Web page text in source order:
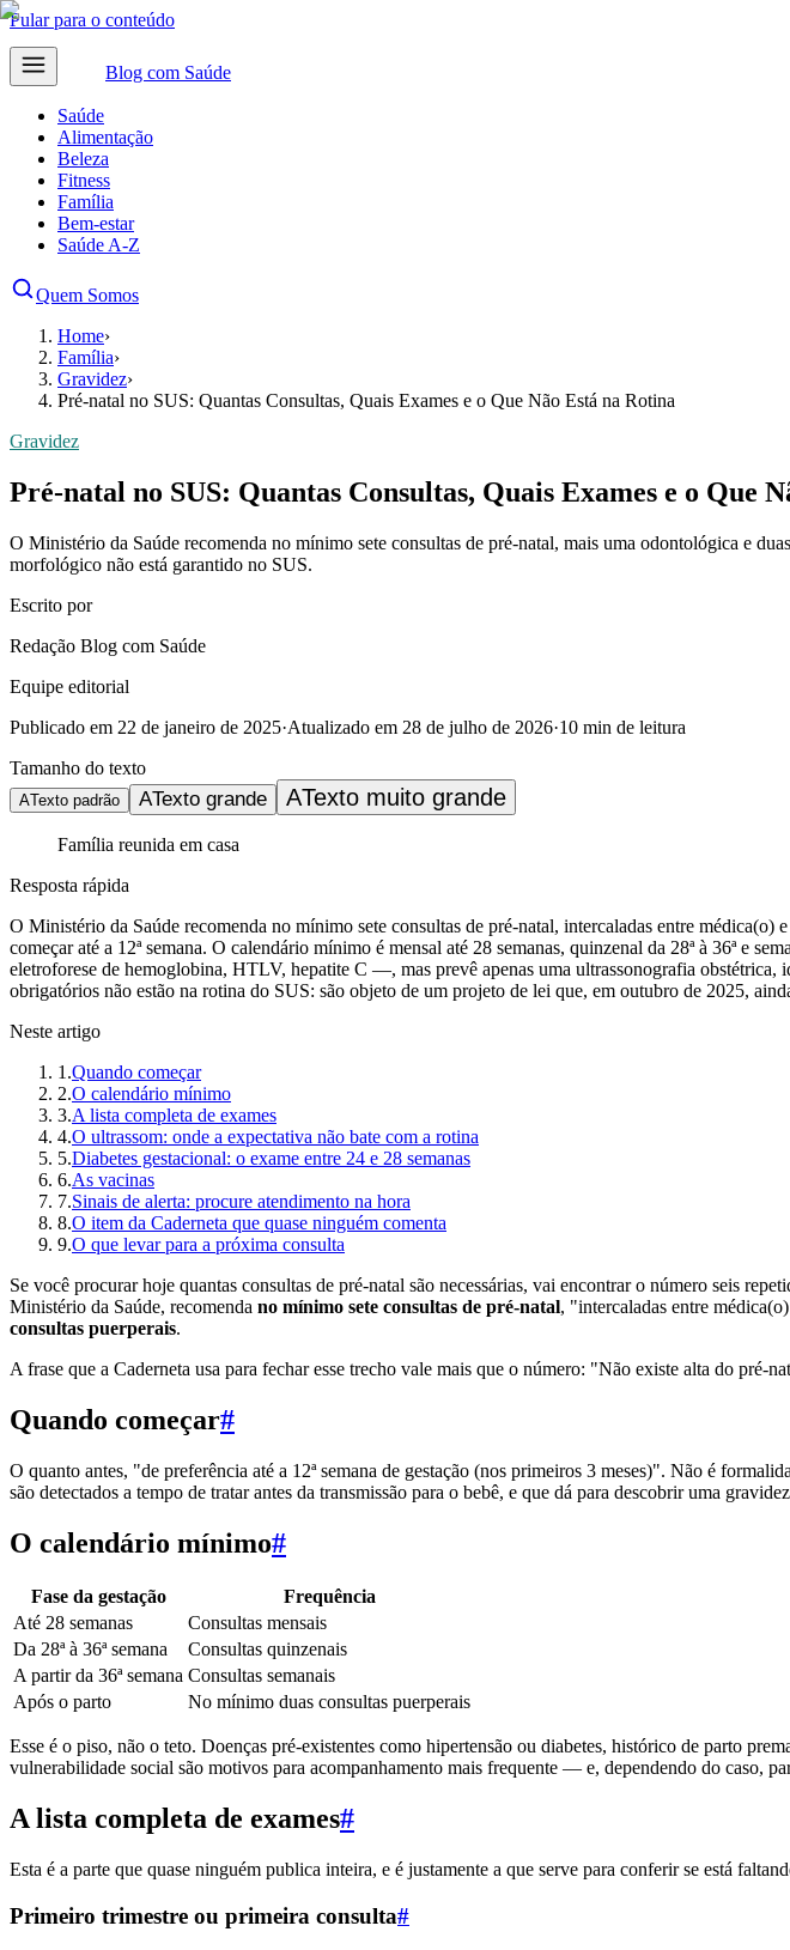
Pular para o conteúdo
Blog com Saúde
Saúde
Alimentação
Beleza
Fitness
Família
Bem-estar
Saúde A-Z
Quem Somos
Home›
Família›
Gravidez›
Pré-natal no SUS: Quantas Consultas, Quais Exames e o Que Não Está na Rotina
Gravidez
Pré-natal no SUS: Quantas Consultas, Quais Exames e o Que
O Ministério da Saúde recomenda no mínimo sete consultas de pré-natal, mais uma odontológica e
morfológico não está garantido no SUS.
Escrito por
Redação Blog com Saúde
Equipe editorial
Publicado em 22 de janeiro de 2025·Atualizado em 28 de julho de 2026·10 min de leitura
Tamanho do texto
ATexto padrão ATexto grande ATexto muito grande
Família reunida em casa
Resposta rápida
O Ministério da Saúde recomenda no mínimo sete consultas de pré-natal, intercaladas entre
começar até a 12ª semana. O calendário mínimo é mensal até 28 semanas, quinzenal da 28ª à 36ª e
eletroforese de hemoglobina, HTLV, hepatite C —, mas prevê apenas uma ultrassonografia obstétrica,
obrigatórios não estão na rotina do SUS: são objeto de um projeto de lei que, em outubro de 2025,
Neste artigo
1 .Quando começar
2.O calendário mínimo
3.A lista completa de exames
4.O ultrassom: onde a expectativa não bate com a rotina
5.Diabetes gestacional: o exame entre 24 e 28 semanas
6.As vacinas
7.Sinais de alerta: procure atendimento na hora
8.O item da Caderneta que quase ninguém comenta
9.O que levar para a próxima consulta
Se você procurar hoje quantas consultas de pré-natal são necessárias, vai encontrar o número seis
Ministério da Saúde, recomenda no mínimo sete consultas de pré-natal, "intercaladas entre
consultas puerperais.
A frase que a Caderneta usa para fechar esse trecho vale mais que o número: "Não existe alta do pré-
Quando começar#
O quanto antes, "de preferência até a 12ª semana de gestação (nos primeiros 3 meses)". Não é
são detectados a tempo de tratar antes da transmissão para o bebê, e que dá para descobrir uma
O calendário mínimo#
Fase da gestação
Frequência
Até 28 semanas
Consultas mensais
Da 28ª à 36ª semana
Consultas quinzenais
A partir da 36ª semana Consultas semanais
Após o parto
No mínimo duas consultas puerperais
Esse é o piso, não o teto. Doenças pré-existentes como hipertensão ou diabetes, histórico de parto
vulnerabilidade social são motivos para acompanhamento mais frequente — e, dependendo do caso,
A lista completa de exames#
Esta é a parte que quase ninguém publica inteira, e é justamente a que serve para conferir se está
Primeiro trimestre ou primeira consulta#